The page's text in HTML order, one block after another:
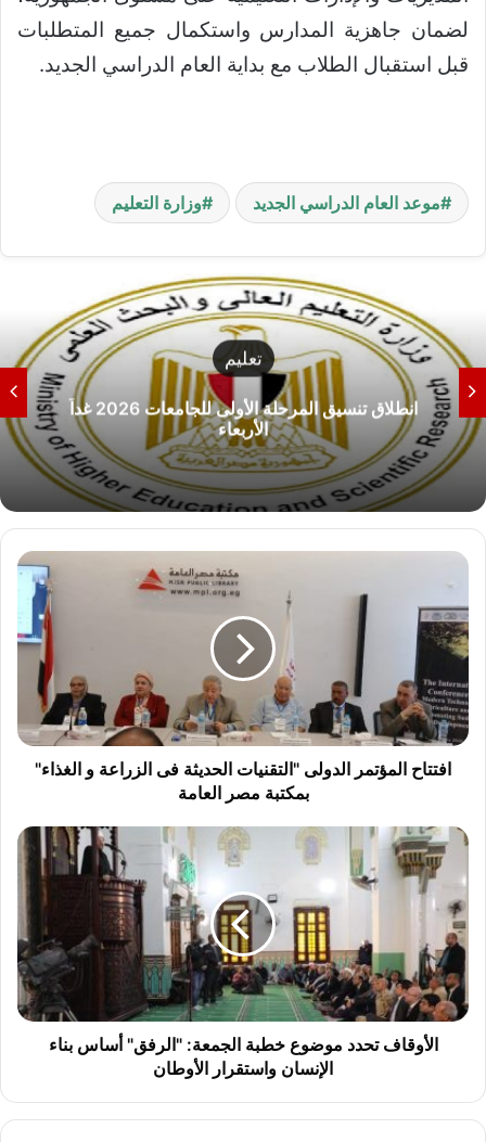
لضمان جاهزية المدارس واستكمال جميع المتطلبات
قبل استقبال الطلاب مع بداية العام الدراسي الجديد.
موعد العام الدراسي الجديد وزارة التعليم
تعليم
انطلاق تنسيق المرحلة الأولى للجامعات 2026 غداً
الأربعاء
ا
ت
ت
ا
ا
ل
م
ر
ل
د
و
ل
ى
"
ا
ن
افتتاح المؤتمر الدولى "التقنيات الحديثة فى الزراعة و الغذاء"
بمكتبة مصر العامة
ا
أ
و
ق
ا
ف
ت
ح
و
الأوقاف تحدد موضوع خطبة الجمعة: "الرفق" أساس بناء
الإنسان واستقرار الأوطان